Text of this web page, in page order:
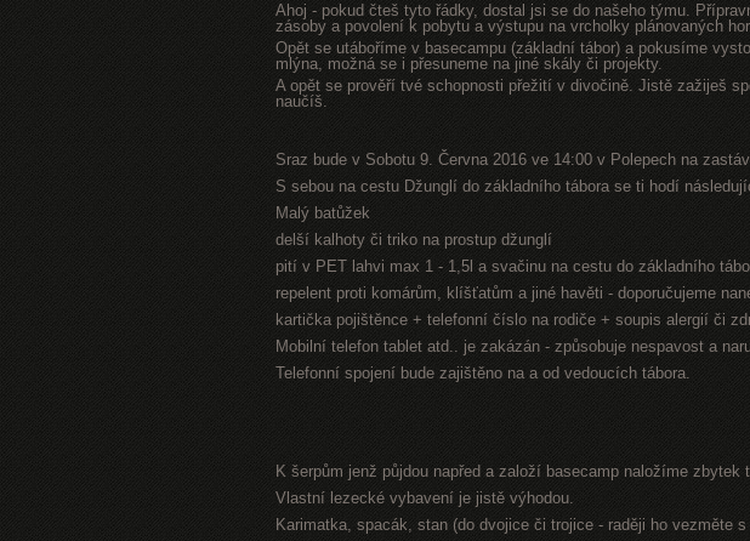
Ahoj - pokud čteš tyto řádky, dostal jsi se do našeho týmu.
zásoby a povolení k pobytu a výstupu na vrcholky plánovaných
Opět se utáboříme v basecampu (základní tábor) a pokusíme
mlýna, možná se i přesuneme na jiné skály či projekty.
A opět se prověří tvé schopnosti přežití v divočině. Jistě zažiješ
naučíš.
Sraz bude v Sobotu 9. Června 2016 ve 14:00 v Polepech na
S sebou na cestu Džunglí do základního tábora se ti hodí
Malý batůžek
delší kalhoty či triko na prostup džunglí
pití v PET lahvi max 1 - 1,5l a svačinu na cestu do základního
repelent proti komárům, klíšťatům a jiné havěti - doporučujeme
kartička pojištěnce + telefonní číslo na rodiče + soupis alergií či
Mobilní telefon tablet atd.. je zakázán - způsobuje nespavost a
Telefonní spojení bude zajištěno na a od vedoucích tábora.
K šerpům jenž půjdou napřed a založí basecamp naložíme zbytek
Vlastní lezecké vybavení je jistě výhodou.
Karimatka, spacák, stan (do dvojice či trojice - raději ho vezměte